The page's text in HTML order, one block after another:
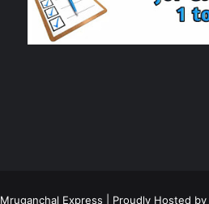
Mruganchal Express | Proudly Hosted by